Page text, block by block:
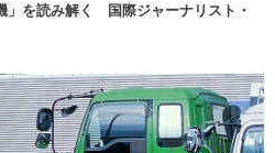
」を読み解く 国際ジャーナリスト・